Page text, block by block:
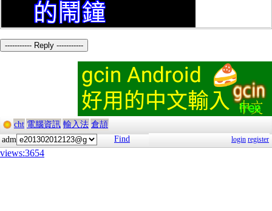
----------- Reply -----------
cht 電腦資訊 輸入法 倉頡
adm
Find login register
views:3654